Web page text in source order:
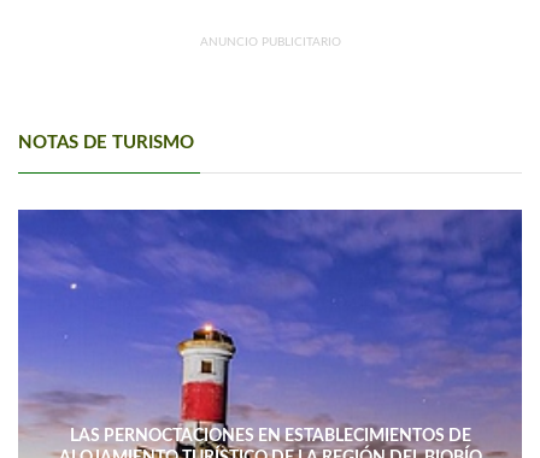
ANUNCIO PUBLICITARIO
NOTAS DE TURISMO
LAS PERNOCTACIONES EN ESTABLECIMIENTOS DE